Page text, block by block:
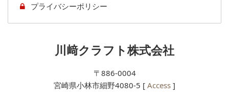
プライバシーポリシー
川﨑クラフト株式会社
〒886-0004
宮崎県小林市細野4080-5 [ Access ]